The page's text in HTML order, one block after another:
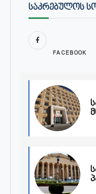
ᲡᲐᲙᲠᲔᲑᲣᲚᲝᲡ
FACEBOOK